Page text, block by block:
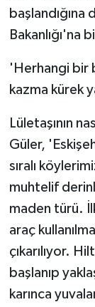
Bakanlığı'na
'Herhangi bir
kazma kürek
Lületaşının
Güler,
sıralı
muhtelif
maden türü.
araç
çıkarılıyor.
başlanıp
karınca